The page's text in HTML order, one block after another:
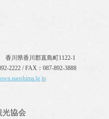
香川県香川郡直島町1122-1
2222 / FAX：087-892-3888
光協会